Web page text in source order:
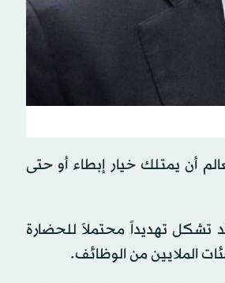
أن يمتلك خيار إبطاء أو حتى
تشكل تهديداً محتملاً للحضارة
الملايين من الوظائف.